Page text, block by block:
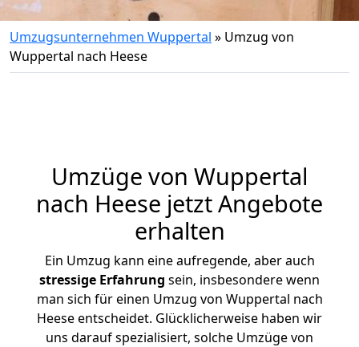
Umzugsunternehmen Wuppertal » Umzug von
Wuppertal nach Heese
Umzüge von Wuppertal
nach Heese jetzt Angebote
erhalten
Ein Umzug kann eine aufregende, aber auch
stressige Erfahrung sein, insbesondere wenn
man sich für einen Umzug von Wuppertal nach
Heese entscheidet. Glücklicherweise haben wir
uns darauf spezialisiert, solche Umzüge von